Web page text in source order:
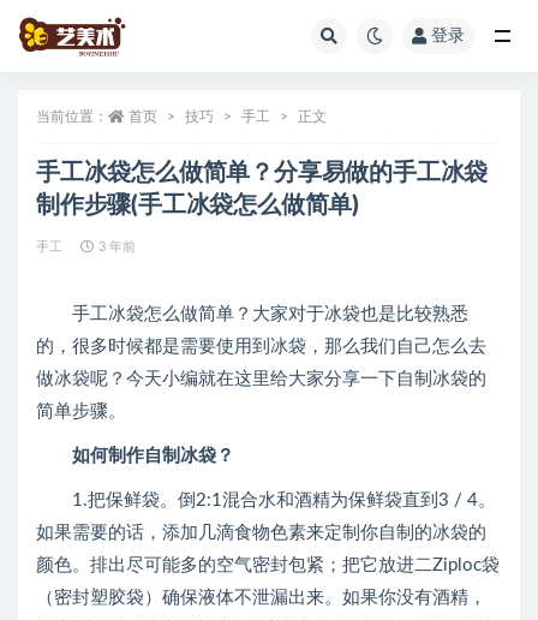
登录
当前位置： 首页 技巧 手工 正文
手工冰袋怎么做简单？分享易做的手工冰袋
制作步骤(手工冰袋怎么做简单)
手工 3 年前
手工冰袋怎么做简单？大家对于冰袋也是比较熟悉
的，很多时候都是需要使用到冰袋，那么我们自己怎么去
做冰袋呢？今天小编就在这里给大家分享一下自制冰袋的
简单步骤。
如何制作自制冰袋？
1.把保鲜袋。倒2:1混合水和酒精为保鲜袋直到3 / 4。
如果需要的话，添加几滴食物色素来定制你自制的冰袋的
颜色。排出尽可能多的空气密封包紧；把它放进二Ziploc袋
（密封塑胶袋）确保液体不泄漏出来。如果你没有酒精，